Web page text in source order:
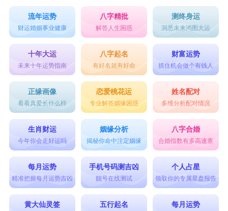
流年运势
财运婚姻事业健康
八字精批
解答人生困惑
测终身运
洞悉未来鸿图大运
十年大运
未来十年运势指南
八字起名
有好名就有好命
财富运势
抓住机会做个有钱人
正缘画像
看看真爱长什么样
恋爱桃花运
专业解答姻缘困惑
姓名配对
多维分析配对情况
生肖财运
今年你会走好运吗
姻缘分析
揭秘你命中注定姻缘
八字合婚
合婚指数有多高速查
每月运势
精准把握每月运势吉凶
手机号码测吉凶
靓号在线测试
个人占星
领取你的专属星盘报告
黄大仙灵签 五行起名 每月运势